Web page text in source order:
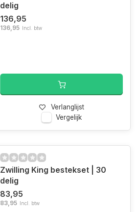
delig
136,95
136,95 Incl. btw
Verlanglijst
Vergelijk
Zwilling King bestekset | 30
delig
83,95
83,95 Incl. btw